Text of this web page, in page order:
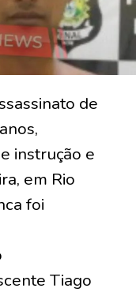
de
instrução e
em Rio
foi
Tiago